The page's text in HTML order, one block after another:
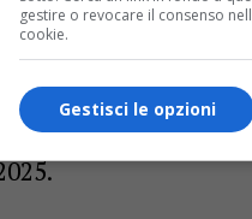
per avere «in
organizzate nei
in attesa
gestire o revocare il consenso
cookie.
Gestisci le opzioni